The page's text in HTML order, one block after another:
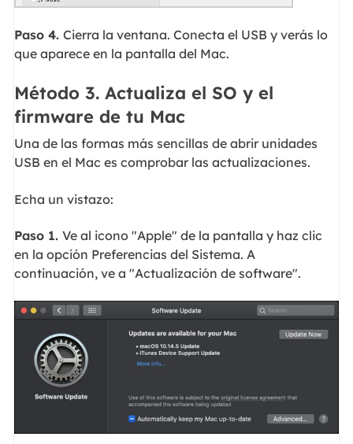
Paso 4. Cierra la ventana. Conecta el USB y verás lo
que aparece en la pantalla del Mac.
Método 3. Actualiza el SO y el
firmware de tu Mac
Una de las formas más sencillas de abrir unidades
USB en el Mac es comprobar las actualizaciones.
Echa un vistazo:
Paso 1. Ve al icono "Apple" de la pantalla y haz clic
en la opción Preferencias del Sistema. A
continuación, ve a "Actualización de software".